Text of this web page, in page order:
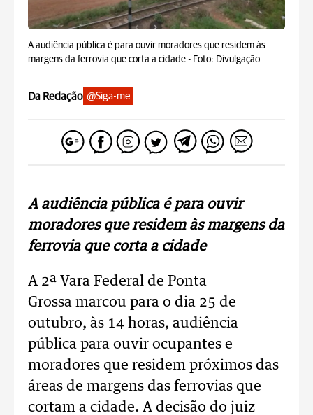
A audiência pública é para ouvir moradores que residem às
margens da ferrovia que corta a cidade - Foto: Divulgação
Da Redação @Siga-me
A audiência pública é para ouvir
moradores que residem às margens da
ferrovia que corta a cidade
A 2ª Vara Federal de Ponta
Grossa marcou para o dia 25 de
outubro, às 14 horas, audiência
pública para ouvir ocupantes e
moradores que residem próximos das
áreas de margens das ferrovias que
cortam a cidade. A decisão do juiz